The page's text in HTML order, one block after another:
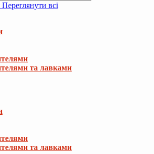
Переглянути всі
та лавками
та лавками